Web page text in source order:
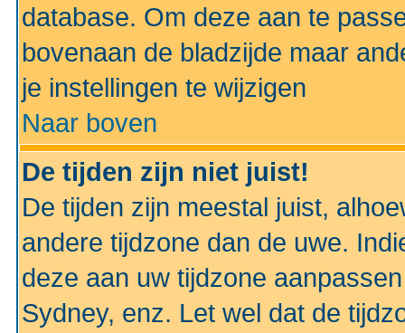
database. Om deze aan te
bovenaan de bladzijde maar
je instellingen te wijzigen
Naar boven
De tijden zijn niet juist!
De tijden zijn meestal juist,
andere tijdzone dan de uwe.
deze aan uw tijdzone
Sydney, enz. Let wel dat de